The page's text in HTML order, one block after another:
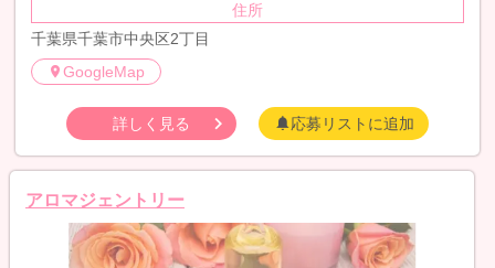
住所
千葉県千葉市中央区2丁目
GoogleMap
詳しく見る 応募リストに追加
アロマジェントリー